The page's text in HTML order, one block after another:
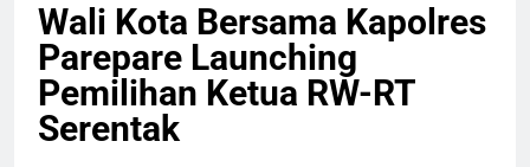
Wali Kota Bersama Kapolres
Parepare Launching
Pemilihan Ketua RW-RT
Serentak